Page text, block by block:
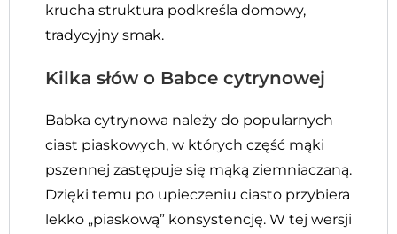
krucha struktura podkreśla domowy,
tradycyjny smak.
Kilka słów o Babce cytrynowej
Babka cytrynowa należy do popularnych
ciast piaskowych, w których część mąki
pszennej zastępuje się mąką ziemniaczaną.
Dzięki temu po upieczeniu ciasto przybiera
lekko „piaskową” konsystencję. W tej wersji